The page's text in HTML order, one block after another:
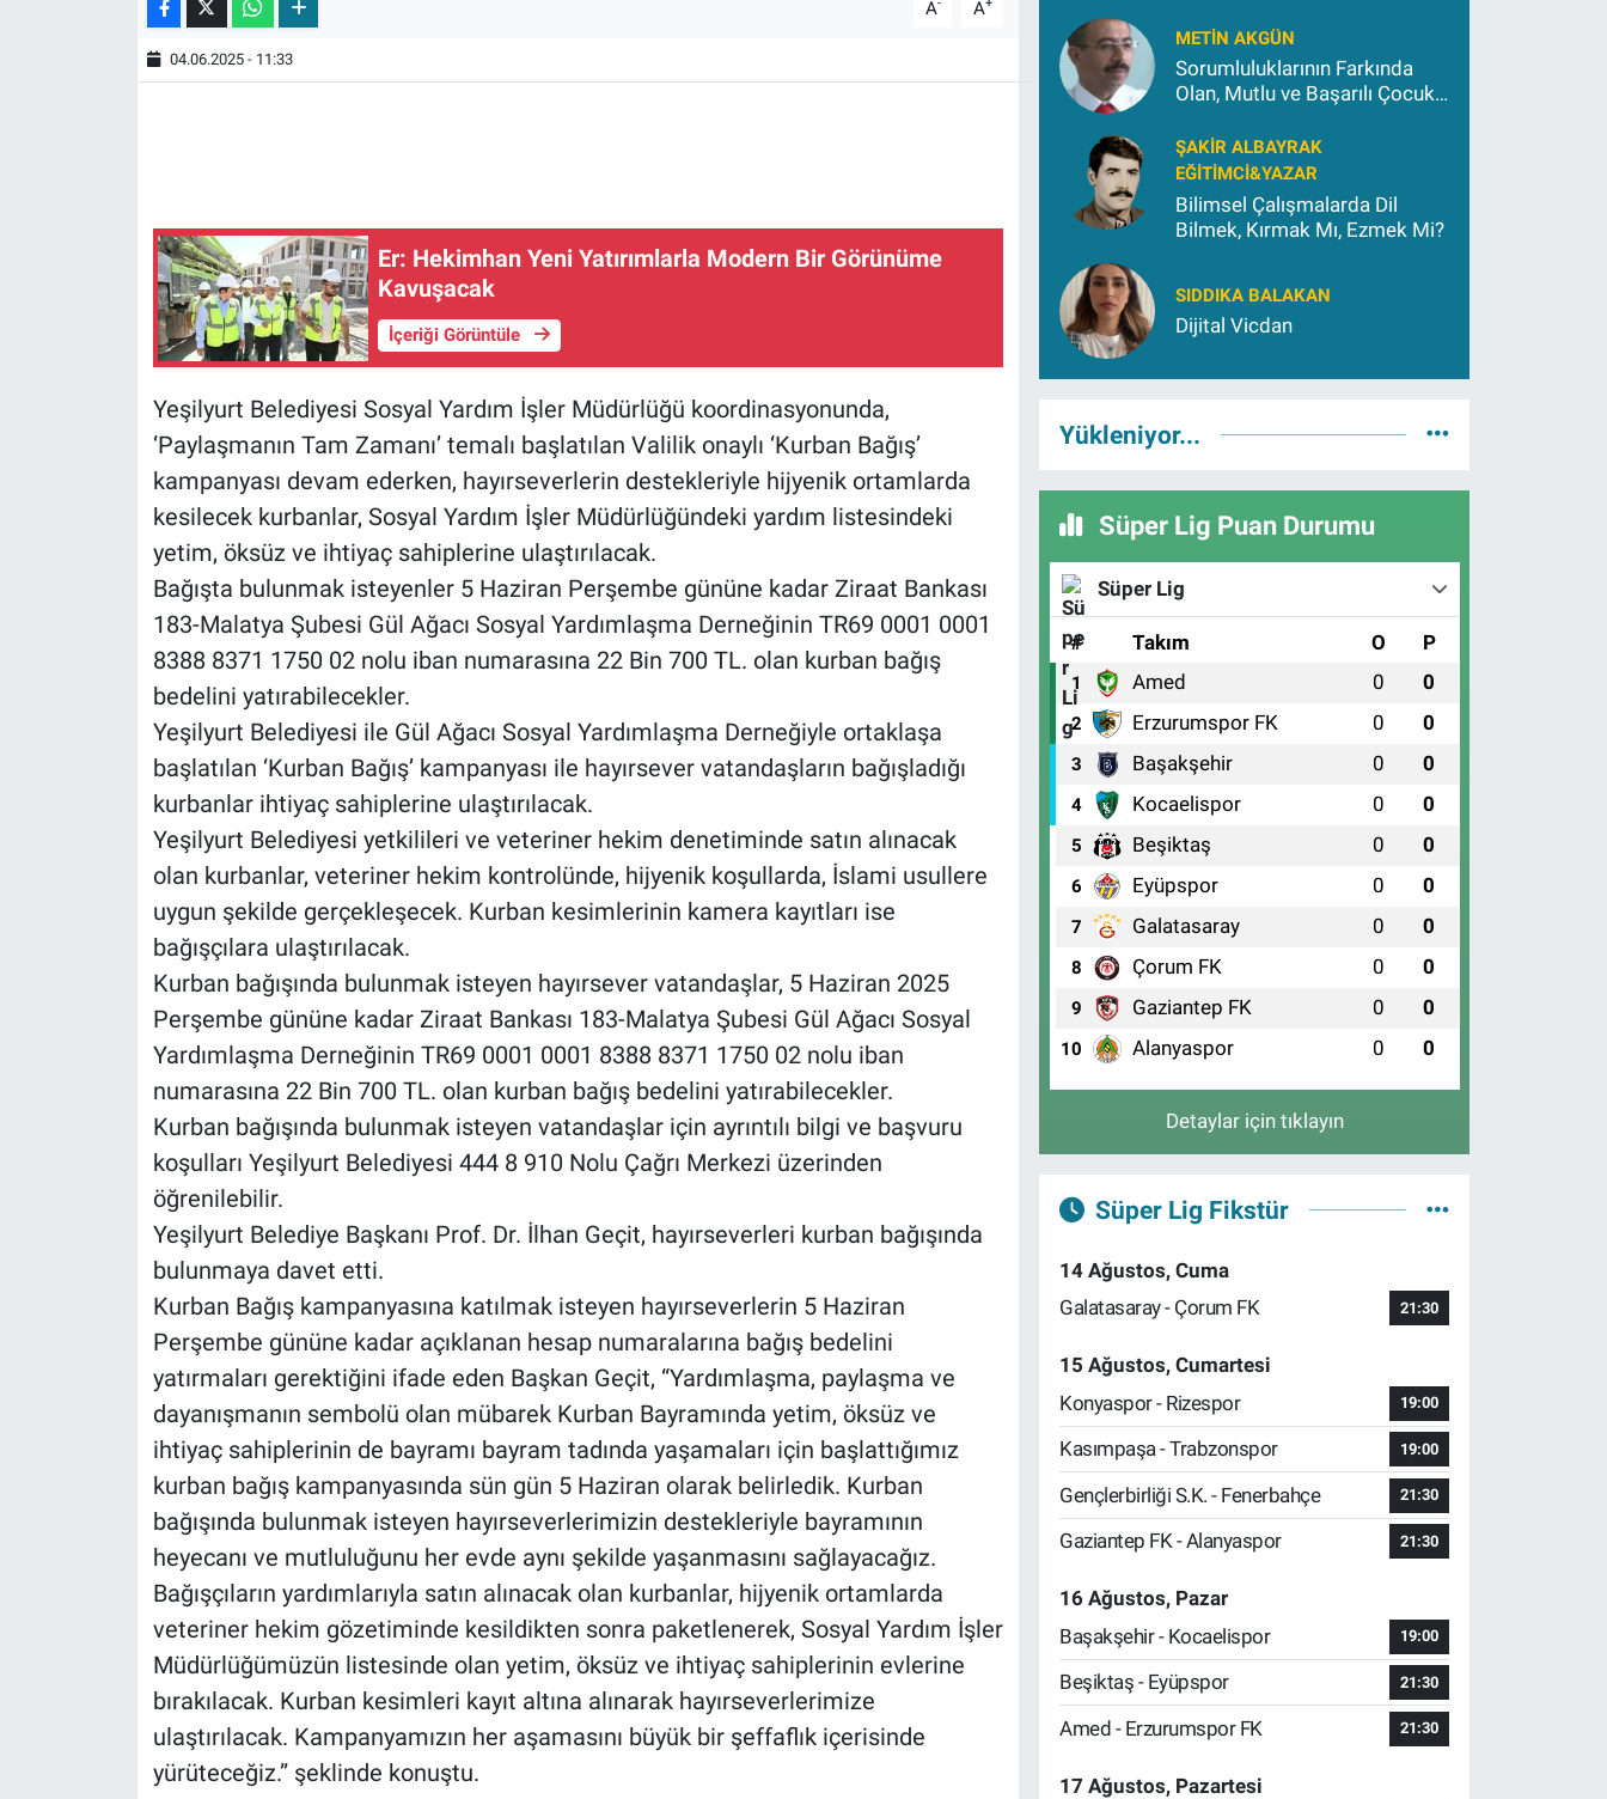
A- A+
04.06.2025 - 11:33
Er: Hekimhan Yeni Yatırımlarla Modern Bir Görünüme
Kavuşacak
İçeriği Görüntüle
Yeşilyurt Belediyesi Sosyal Yardım İşler Müdürlüğü koordinasyonunda,
‘Paylaşmanın Tam Zamanı’ temalı başlatılan Valilik onaylı ‘Kurban Bağış’
kampanyası devam ederken, hayırseverlerin destekleriyle hijyenik ortamlarda
kesilecek kurbanlar, Sosyal Yardım İşler Müdürlüğündeki yardım listesindeki
yetim, öksüz ve ihtiyaç sahiplerine ulaştırılacak.
Bağışta bulunmak isteyenler 5 Haziran Perşembe gününe kadar Ziraat Bankası
183-Malatya Şubesi Gül Ağacı Sosyal Yardımlaşma Derneğinin TR69 0001 0001
8388 8371 1750 02 nolu iban numarasına 22 Bin 700 TL. olan kurban bağış
bedelini yatırabilecekler.
Yeşilyurt Belediyesi ile Gül Ağacı Sosyal Yardımlaşma Derneğiyle ortaklaşa
başlatılan ‘Kurban Bağış’ kampanyası ile hayırsever vatandaşların bağışladığı
kurbanlar ihtiyaç sahiplerine ulaştırılacak.
Yeşilyurt Belediyesi yetkilileri ve veteriner hekim denetiminde satın alınacak
olan kurbanlar, veteriner hekim kontrolünde, hijyenik koşullarda, İslami usullere
uygun şekilde gerçekleşecek. Kurban kesimlerinin kamera kayıtları ise
bağışçılara ulaştırılacak.
Kurban bağışında bulunmak isteyen hayırsever vatandaşlar, 5 Haziran 2025
Perşembe gününe kadar Ziraat Bankası 183-Malatya Şubesi Gül Ağacı Sosyal
Yardımlaşma Derneğinin TR69 0001 0001 8388 8371 1750 02 nolu iban
numarasına 22 Bin 700 TL. olan kurban bağış bedelini yatırabilecekler.
Kurban bağışında bulunmak isteyen vatandaşlar için ayrıntılı bilgi ve başvuru
koşulları Yeşilyurt Belediyesi 444 8 910 Nolu Çağrı Merkezi üzerinden
öğrenilebilir.
Yeşilyurt Belediye Başkanı Prof. Dr. İlhan Geçit, hayırseverleri kurban bağışında
bulunmaya davet etti.
Kurban Bağış kampanyasına katılmak isteyen hayırseverlerin 5 Haziran
Perşembe gününe kadar açıklanan hesap numaralarına bağış bedelini
yatırmaları gerektiğini ifade eden Başkan Geçit, “Yardımlaşma, paylaşma ve
dayanışmanın sembolü olan mübarek Kurban Bayramında yetim, öksüz ve
ihtiyaç sahiplerinin de bayramı bayram tadında yaşamaları için başlattığımız
kurban bağış kampanyasında sün gün 5 Haziran olarak belirledik. Kurban
bağışında bulunmak isteyen hayırseverlerimizin destekleriyle bayramının
heyecanı ve mutluluğunu her evde aynı şekilde yaşanmasını sağlayacağız.
Bağışçıların yardımlarıyla satın alınacak olan kurbanlar, hijyenik ortamlarda
veteriner hekim gözetiminde kesildikten sonra paketlenerek, Sosyal Yardım İşler
Müdürlüğümüzün listesinde olan yetim, öksüz ve ihtiyaç sahiplerinin evlerine
bırakılacak. Kurban kesimleri kayıt altına alınarak hayırseverlerimize
ulaştırılacak. Kampanyamızın her aşamasını büyük bir şeffaflık içerisinde
yürüteceğiz.” şeklinde konuştu.
METIN AKGÜN
Sorumluluklarının Farkında
Olan, Mutlu ve Başarılı Çocuk
ŞAKIR ALBAYRAK
EĞITIMCI&YAZAR
Bilimsel Çalışmalarda Dil
Bilmek, Kırmak Mı, Ezmek Mi?
SIDDIKA BALAKAN
Dijital Vicdan
Yükleniyor...
Süper Lig Puan Durumu
Süper Lig
# Takım O P
1 Amed 0 0
2 Erzurumspor FK 0 0
3 Başakşehir 0 0
4 Kocaelispor 0 0
5 Beşiktaş 0 0
6 Eyüpspor 0 0
7 Galatasaray 0 0
8 Çorum FK 0 0
9 Gaziantep FK 0 0
10 Alanyaspor 0 0
Detaylar için tıklayın
Süper Lig Fikstür
14 Ağustos, Cuma
Galatasaray - Çorum FK
21:30
15 Ağustos, Cumartesi
Konyaspor - Rizespor
19:00
Kasımpaşa - Trabzonspor 19:00
Gençlerbirliği S.K. - Fenerbahçe 21:30
Gaziantep FK - Alanyaspor 21:30
16 Ağustos, Pazar
Başakşehir - Kocaelispor
19:00
Beşiktaş - Eyüpspor 21:30
Amed - Erzurumspor FK 21:30
17 Ağustos, Pazartesi